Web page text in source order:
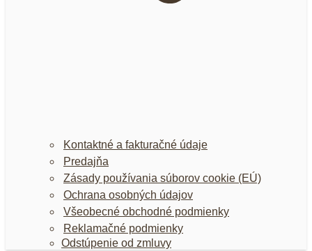
Kontaktné a fakturačné údaje
Predajňa
Zásady používania súborov cookie (EÚ)
Ochrana osobných údajov
Všeobecné obchodné podmienky
Reklamačné podmienky
Odstúpenie od zmluvy